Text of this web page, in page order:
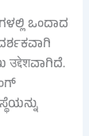
ಒಂದಾದ
उद्देशವಾಗಿದೆ.